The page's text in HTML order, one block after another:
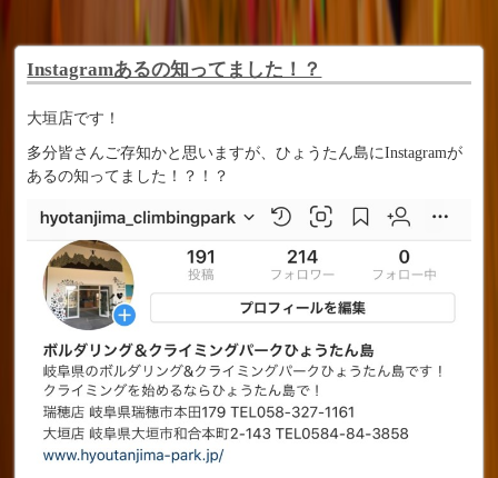
Instagramあるの知ってました！？
大垣店です！
多分皆さんご存知かと思いますが、ひょうたん島にInstagramが
あるの知ってました！？！？